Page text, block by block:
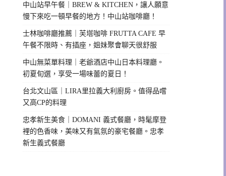
中山站早午餐｜BREW & KITCHEN，讓人願意
慢下來吃一頓早餐的地方！中山站咖啡廳！
士林咖啡廳推薦｜芙塔咖啡 FRUTTA CAFE 早
午餐不限時、有插座，姐妹聚會聊天很舒服
中山無菜單料理｜老爺酒店中山日本料理廳。
初夏旬選，享受一場味蕾的夏日！
台北文山區｜LIRA里拉義大利廚房。值得品嚐
又高CP的料理
忠孝新生美食｜DOMANI 義式餐廳，時髦摩登
裡的色香味，美味又有氣氛的豪宅餐廳。忠孝
新生義式餐廳